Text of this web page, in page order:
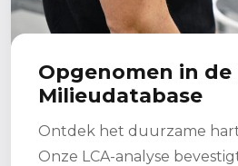
Opgenomen in
Milieudatabase
Ontdek het duurzame
Onze LCA-analyse